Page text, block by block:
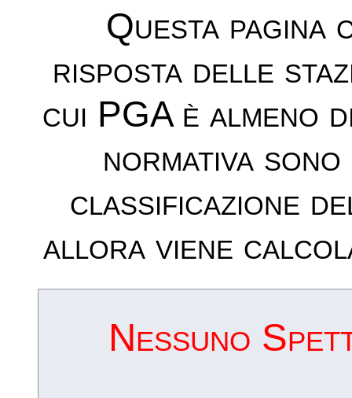
Questa
risposta delle
cui PGA è almeno
normativa
classificazione
allora viene
Nessuno